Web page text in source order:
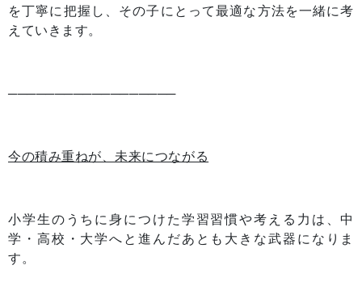
を丁寧に把握し、その子にとって最適な方法を一緒に考
えていきます。
──────────────────
今の積み重ねが、未来につながる
小学生のうちに身につけた学習習慣や考える力は、中
学・高校・大学へと進んだあとも大きな武器になりま
す。